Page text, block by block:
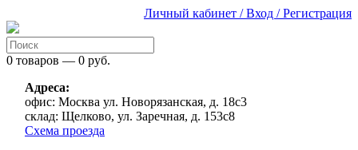
Личный кабинет / Вход / Регистрация
0 товаров — 0 руб.
Адреса:
офис: Москва ул. Новорязанская, д. 18с3
склад: Щелково, ул. Заречная, д. 153с8
Схема проезда